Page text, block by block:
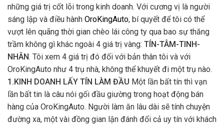
những giá trị cốt lõi trong kinh doanh. Với cương vị là người
sáng lập và điều hành OroKingAuto, bí quyết để tôi có thể
vượt lên quãng thời gian chèo lái công ty qua bao sự thăng
trầm không gì khác ngoài 4 giá trị vàng: TÍN-TÂM-TINH-
NHÂN. Tôi xem 4 giá trị đó đối với bản thân tôi và với
OroKingAuto như 4 trụ nhà, không thể khuyết đi một trụ nào.
1.KINH DOANH LẤY TÍN LÀM ĐẦU Một lần bất tín thì vạn
lần bất tin là câu nói gối đầu giường trong hoạt động bán
hàng của OroKingAuto. Người làm ăn lâu dài sẽ tính chuyện
đường xa, một vài đồng gian lận đánh đổi cả uy tín với khách